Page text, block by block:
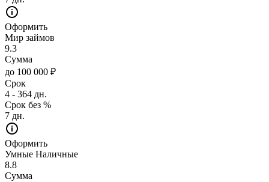
Оформить
Мир займов
9.3
Сумма
до 100 000 ₽
Срок
4 - 364 дн.
Срок без %
7 дн.
Оформить
Умные Наличные
8.8
Сумма